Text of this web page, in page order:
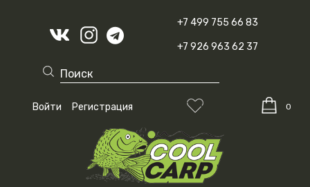
+7 499 755 66 83
+7 926 963 62 37
Войти Регистрация 0